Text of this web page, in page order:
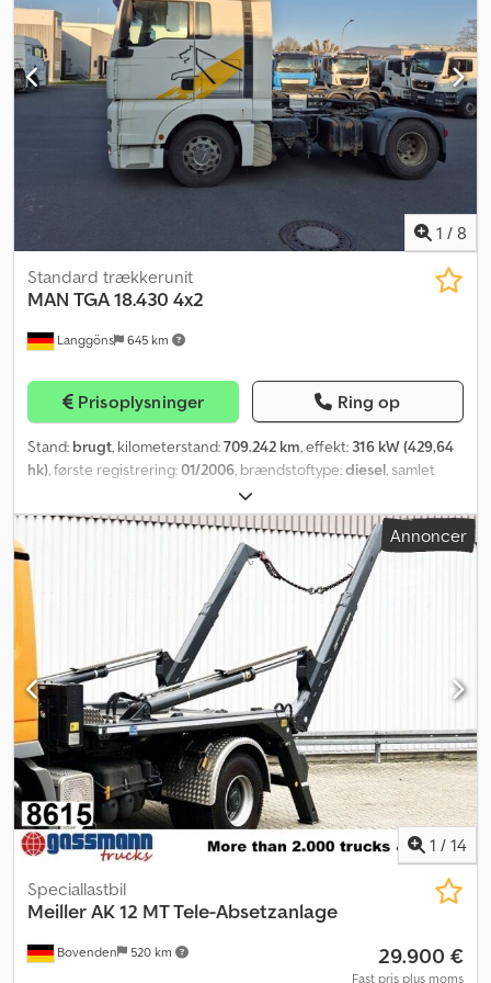
klimaanlæg, lavt støjniveau, trailertræk
, * Ureatank (AdBlue) *
Slagvolume: 9.186 ccm * EBS * Automatisk klimaanlæg * Meiller AK
12 MTG * Solskærm Dwedjl Tiurepfx Ag Rja Forbehold for fejl og
ændringer.
1 / 8
Langgöns 645 km
Standard trækkerunit
MAN TGA 18.430 4x2
Prisoplysninger Ring op
Stand: brugt, kilometerstand:709.242 km, effekt: 316 kW (429,64
hk), første registrering:01/2006, brændstoftype:diesel, samlet
, akslekonfiguration:
anden, geartype:automatisk, emissionsklasse:Euro 3, affjedring:
, Producent: MAN - Type/Model: TGA 18.430 4x2
- Første registrering: 01.01.2006 - Kilometerstand: 709.242 km -
Antal aksler: 2 - Emissionsklasse: Euro 3 - Gearkasse: Automatisk -
Bremser: Skivebremser - Længde: 5875 mm - Bredde: 2500 mm -
Højde: 3900 mm Dsdjyv Hacepfx Ag Rswa
Annoncer
1 / 14
Bovenden 520 km
Speciallastbil
MeillerAK 12 MT Tele-Absetzanlage
29.900 €
Fast pris plus moms